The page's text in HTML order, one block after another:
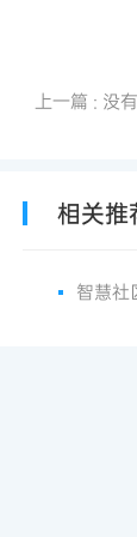
上一篇 : 没
相关推
智慧社